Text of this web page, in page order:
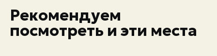
Рекомендуем
посмотреть и эти места